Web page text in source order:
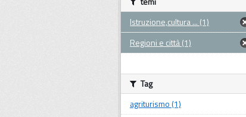
Istruzione,cultura ... (1)
Regioni e città (1)
Tag
agriturismo (1)